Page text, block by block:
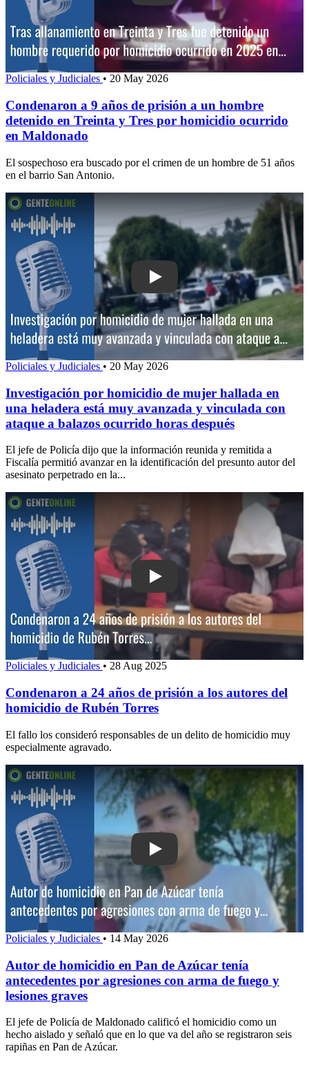
Policiales y Judiciales • 20 May 2026
Condenaron a 9 años de prisión a un hombre
detenido en Treinta y Tres por homicidio ocurrido
en Maldonado
El sospechoso era buscado por el crimen de un hombre de 51 años
en el barrio San Antonio.
Play: Investigación por homicidio de
Policiales y Judiciales • 20 May 2026
Investigación por homicidio de mujer hallada en
una heladera está muy avanzada y vinculada con
ataque a balazos ocurrido horas después
El jefe de Policía dijo que la información reunida y remitida a
Fiscalía permitió avanzar en la identificación del presunto autor del
asesinato perpetrado en la...
Play: Condenaron a 24 años de
Policiales y Judiciales • 28 Aug 2025
Condenaron a 24 años de prisión a los autores del
homicidio de Rubén Torres
El fallo los consideró responsables de un delito de homicidio muy
especialmente agravado.
Play: Autor de homicidio en Pan de
Policiales y Judiciales • 14 May 2026
Autor de homicidio en Pan de Azúcar tenía
antecedentes por agresiones con arma de fuego y
lesiones graves
El jefe de Policía de Maldonado calificó el homicidio como un
hecho aislado y señaló que en lo que va del año se registraron seis
rapiñas en Pan de Azúcar.